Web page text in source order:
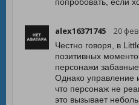
alex16371745 20
Честно говоря, в
позитивных
персонажи
Однако управление
что персонаж не
это вызывает